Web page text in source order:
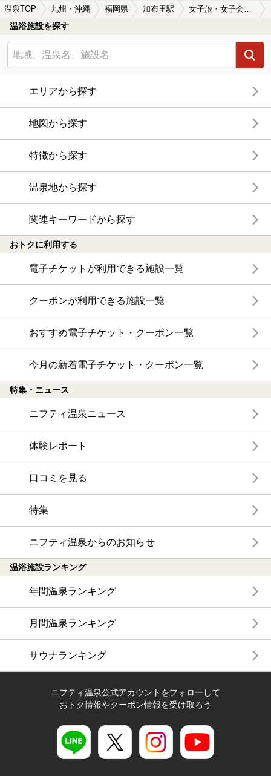
温泉TOP 九州・沖縄 福岡県 加布里駅 女子旅・女子会におすすめの加布里駅近くの温泉、日帰り温泉、スーパー銭湯おすすめ
温浴施設を探す
エリアから探す
地図から探す
特徴から探す
温泉地から探す
関連キーワードから探す
おトクに利用する
電子チケットが利用できる施設一覧
クーポンが利用できる施設一覧
おすすめ電子チケット・クーポン一覧
今月の新着電子チケット・クーポン一覧
特集・ニュース
ニフティ温泉ニュース
体験レポート
口コミを見る
特集
ニフティ温泉からのお知らせ
温浴施設ランキング
年間温泉ランキング
月間温泉ランキング
サウナランキング
ニフティ温泉公式アカウントをフォローして
おトク情報やクーポン情報を受け取ろう